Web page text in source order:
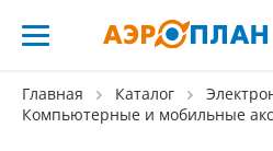
Главная Каталог
Компьютерные и мобильные